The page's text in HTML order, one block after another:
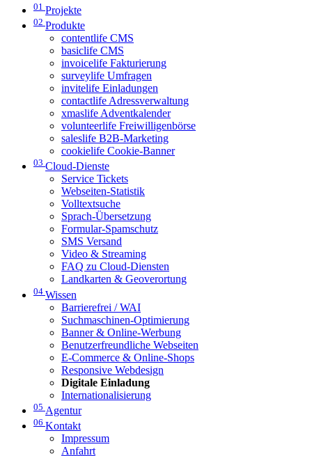
01 Projekte
02 Produkte
contentlife CMS
basiclife CMS
invoicelife Fakturierung
surveylife Umfragen
invitelife Einladungen
contactlife Adressverwaltung
xmaslife Adventkalender
volunteerlife Freiwilligenbörse
saleslife B2B-Marketing
cookielife Cookie-Banner
03 Cloud-Dienste
Service Tickets
Webseiten-Statistik
Volltextsuche
Sprach-Übersetzung
Formular-Spamschutz
SMS Versand
Video & Streaming
FAQ zu Cloud-Diensten
Landkarten & Geoverortung
04 Wissen
Barrierefrei / WAI
Suchmaschinen-Optimierung
Banner & Online-Werbung
Benutzerfreundliche Webseiten
E-Commerce & Online-Shops
Responsive Webdesign
Digitale Einladung
Internationalisierung
05 Agentur
06 Kontakt
Impressum
Anfahrt